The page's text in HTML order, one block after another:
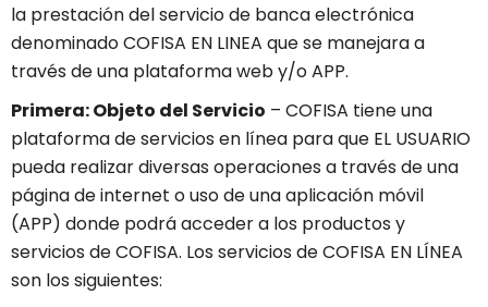
la prestación del servicio de banca electrónica
denominado COFISA EN LINEA que se manejara a
través de una plataforma web y/o APP.
Primera: Objeto del Servicio – COFISA tiene una
plataforma de servicios en línea para que EL USUARIO
pueda realizar diversas operaciones a través de una
página de internet o uso de una aplicación móvil
(APP) donde podrá acceder a los productos y
servicios de COFISA. Los servicios de COFISA EN LÍNEA
son los siguientes: